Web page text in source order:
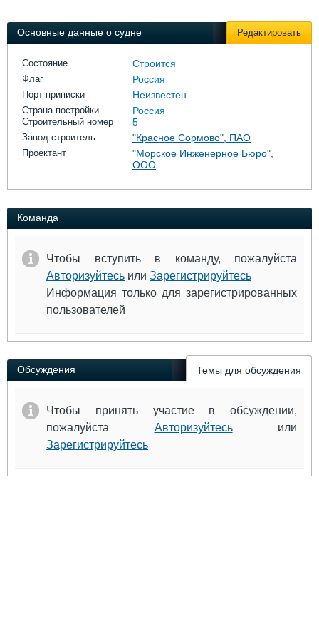
Личности
Форум
Основные данные о судне Редактировать
Состояние Строится
Флаг Россия
Порт приписки Неизвестен
Страна постройки Россия
Строительный номер 5
Завод строитель "Красное Сормово", ПАО
Проектант
"Морское Инженерное Бюро",
ООО
Команда
Чтобы вступить в команду, пожалуйста
Авторизуйтесь или Зарегистрируйтесь
Информация только для зарегистрированных
пользователей
Обсуждения Темы для обсуждения
Чтобы принять участие в обсуждении,
пожалуйста Авторизуйтесьили
Зарегистрируйтесь